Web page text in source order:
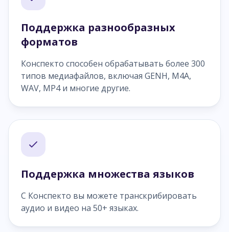
Поддержка разнообразных
форматов
Конспекто способен обрабатывать более 300
типов медиафайлов, включая GENH, M4A,
WAV, MP4 и многие другие.
Поддержка множества языков
С Конспекто вы можете транскрибировать
аудио и видео на 50+ языках.